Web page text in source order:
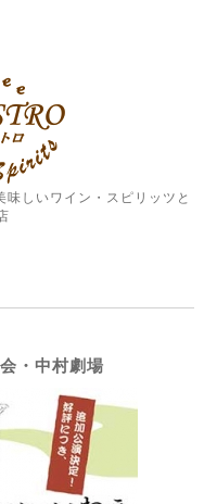
しいワイン・スピリッツと
・中村劇場